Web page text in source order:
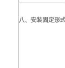
八、 安装固定形